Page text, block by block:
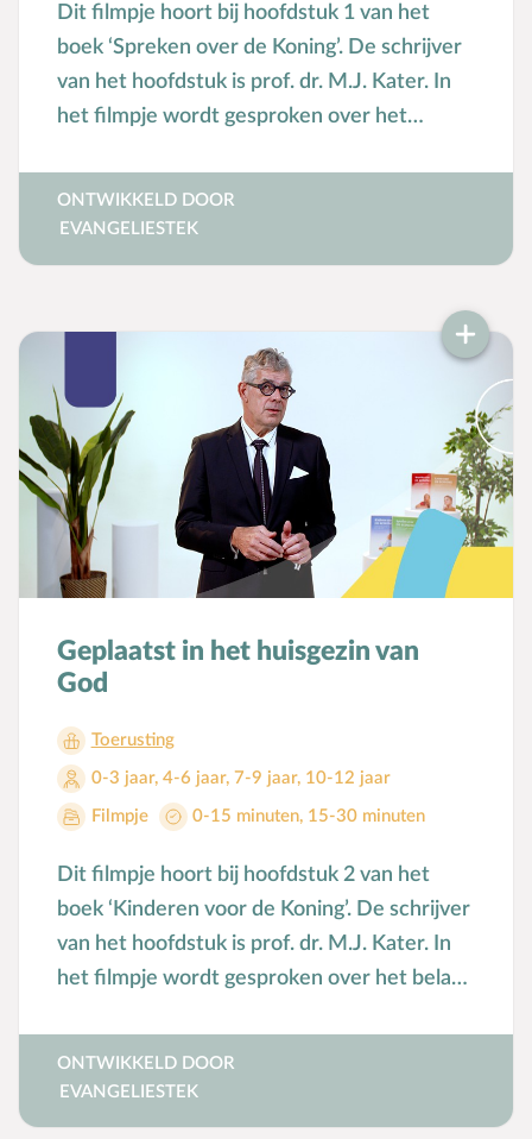
Dit filmpje hoort bij hoofdstuk 1 van het
boek ‘Spreken over de Koning’. De schrijver
van het hoofdstuk is prof. dr. M.J. Kater. In
het filmpje wordt gesproken over het
ONTWIKKELD DOOR
EVANGELIESTEK
Geplaatst in het huisgezin van
God
Toerusting
0-3 jaar, 4-6 jaar, 7-9 jaar, 10-12 jaar
Filmpje 0-15 minuten, 15-30 minuten
Dit filmpje hoort bij hoofdstuk 2 van het
boek ‘Kinderen voor de Koning’. De schrijver
van het hoofdstuk is prof. dr. M.J. Kater. In
het filmpje wordt gesproken over het belang
ONTWIKKELD DOOR
EVANGELIESTEK